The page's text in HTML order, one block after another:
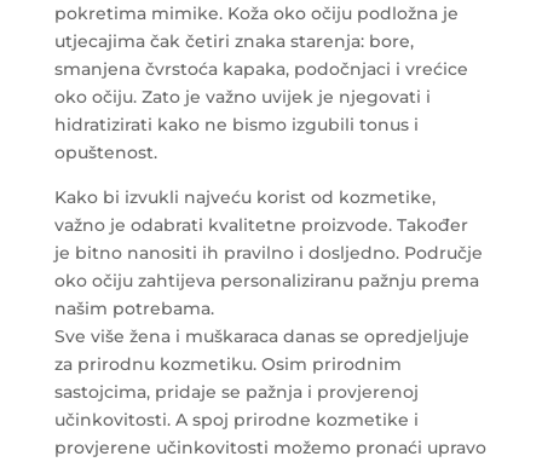
pokretima mimike. Koža oko očiju podložna je
utjecajima čak četiri znaka starenja: bore,
smanjena čvrstoća kapaka, podočnjaci i vrećice
oko očiju. Zato je važno uvijek je njegovati i
hidratizirati kako ne bismo izgubili tonus i
opuštenost.
Kako bi izvukli najveću korist od kozmetike,
važno je odabrati kvalitetne proizvode. Također
je bitno nanositi ih pravilno i dosljedno. Područje
oko očiju zahtijeva personaliziranu pažnju prema
našim potrebama.
Sve više žena i muškaraca danas se opredjeljuje
za prirodnu kozmetiku. Osim prirodnim
sastojcima, pridaje se pažnja i provjerenoj
učinkovitosti. A spoj prirodne kozmetike i
provjerene učinkovitosti možemo pronaći upravo